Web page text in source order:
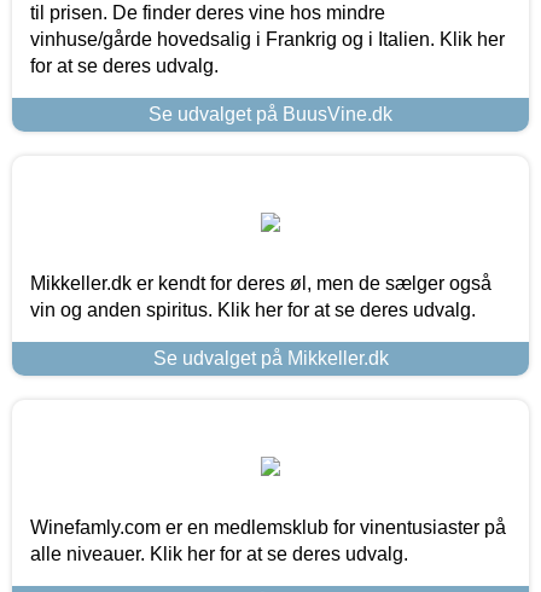
til prisen. De finder deres vine hos mindre
vinhuse/gårde hovedsalig i Frankrig og i Italien. Klik her
for at se deres udvalg.
Se udvalget på BuusVine.dk
Mikkeller.dk er kendt for deres øl, men de sælger også
vin og anden spiritus. Klik her for at se deres udvalg.
Se udvalget på Mikkeller.dk
Winefamly.com er en medlemsklub for vinentusiaster på
alle niveauer. Klik her for at se deres udvalg.